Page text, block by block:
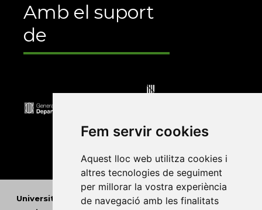
Fem servir cookies
Aquest lloc web utilitza cookies i
altres tecnologies de seguiment
per millorar la vostra experiència
de navegació amb les finalitats
Amb el suport
de
Universitat Abat Oliba CEU•Universitat d'Alacant